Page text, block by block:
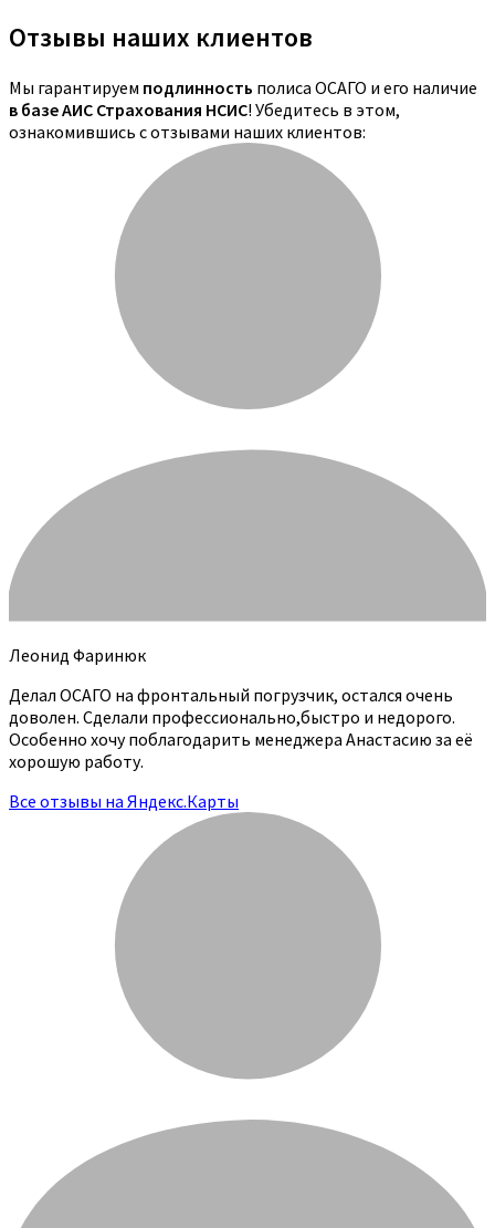
Отзывы наших клиентов
Мы гарантируем подлинность полиса ОСАГО и его наличие
в базе АИС Страхования НСИС! Убедитесь в этом,
ознакомившись с отзывами наших клиентов:
Леонид Фаринюк
Делал ОСАГО на фронтальный погрузчик, остался очень
доволен. Сделали профессионально,быстро и недорого.
Особенно хочу поблагодарить менеджера Анастасию за её
хорошую работу.
Все отзывы на Яндекс.Карты